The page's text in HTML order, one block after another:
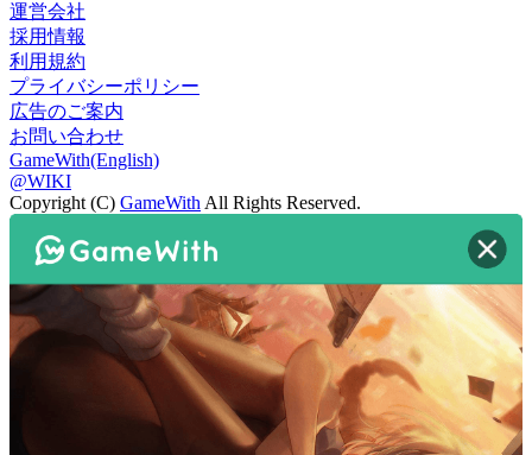
運営会社
採用情報
利用規約
プライバシーポリシー
広告のご案内
お問い合わせ
GameWith(English)
@WIKI
Copyright (C) GameWith All Rights Reserved.